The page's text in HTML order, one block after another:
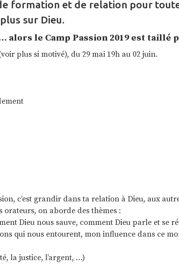
formation et de relation pour
sur Dieu.
alors le Camp Passion 2019 est taillé
plus si motivé), du 29 mai 19h au 02 juin.
c’est grandir dans ta relation à Dieu, aux
orateurs, on aborde des thèmes :
Dieu nous sauve, comment Dieu parle et se
qui nous entourent, mon influence dans ce
la justice, l’argent, …)